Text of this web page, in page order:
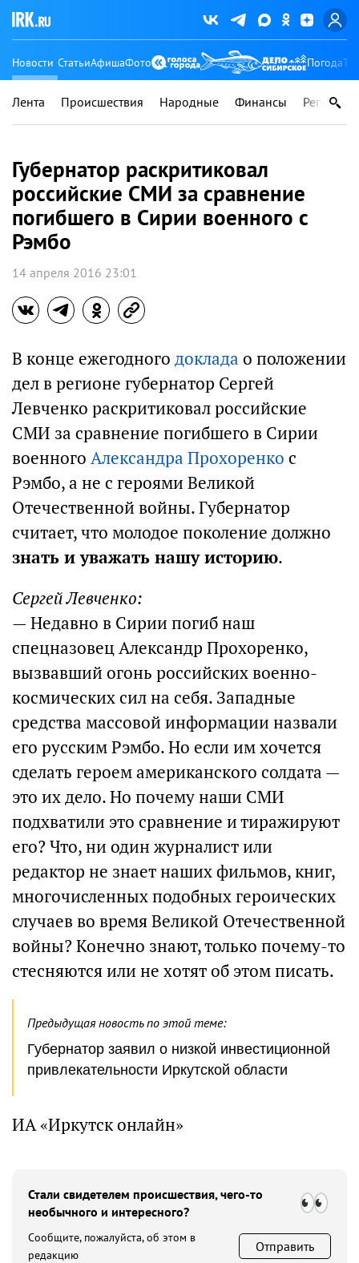
Новости СтатьиАфишаФото Погода
Лента Происшествия Народные Финансы Регионы
Губернатор раскритиковал
российские СМИ за сравнение
погибшего в Сирии военного с
Рэмбо
14 апреля 2016 23:01
В конце ежегодного доклада о положении
дел в регионе губернатор Сергей
Левченко раскритиковал российские
СМИ за сравнение погибшего в Сирии
военного Александра Прохоренко с
Рэмбо, а не с героями Великой
Отечественной войны. Губернатор
считает, что молодое поколение должно
знать и уважать нашу историю.
Сергей Левченко:
— Недавно в Сирии погиб наш
спецназовец Александр Прохоренко,
вызвавший огонь российских военно-
космических сил на себя. Западные
средства массовой информации назвали
его русским Рэмбо. Но если им хочется
сделать героем американского солдата —
это их дело. Но почему наши СМИ
подхватили это сравнение и тиражируют
его? Что, ни один журналист или
редактор не знает наших фильмов, книг,
многочисленных подобных героических
случаев во время Великой Отечественной
войны? Конечно знают, только почему-то
стесняются или не хотят об этом писать.
Предыдущая новость по этой теме:
Губернатор заявил о низкой инвестиционной
привлекательности Иркутской области
ИА «Иркутск онлайн»
Стали свидетелем происшествия, чего-то
необычного и интересного?
Сообщите, пожалуйста, об этом в
редакцию
Отправить